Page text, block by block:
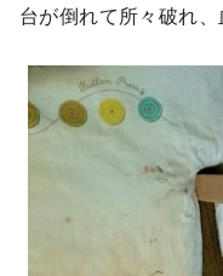
台が倒れて所々破れ、